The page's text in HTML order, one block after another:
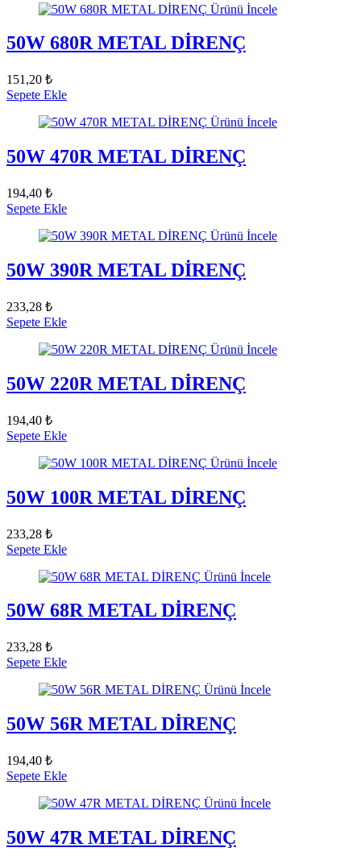
Ürünü İncele
50W 680R METAL DİRENÇ
151,20 ₺
Sepete Ekle
Ürünü İncele
50W 470R METAL DİRENÇ
194,40 ₺
Sepete Ekle
Ürünü İncele
50W 390R METAL DİRENÇ
233,28 ₺
Sepete Ekle
Ürünü İncele
50W 220R METAL DİRENÇ
194,40 ₺
Sepete Ekle
Ürünü İncele
50W 100R METAL DİRENÇ
233,28 ₺
Sepete Ekle
Ürünü İncele
50W 68R METAL DİRENÇ
233,28 ₺
Sepete Ekle
Ürünü İncele
50W 56R METAL DİRENÇ
194,40 ₺
Sepete Ekle
Ürünü İncele
50W 47R METAL DİRENÇ